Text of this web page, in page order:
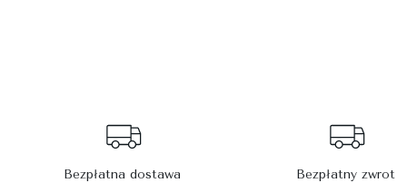
Bezpłatna dostawa
Bezpłatny zwrot